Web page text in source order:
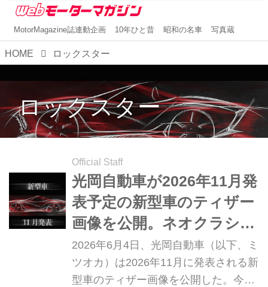
MotorMagazine誌連動企画 10年ひと昔 昭和の名車 写真蔵
HOME ロックスター
ロックスター
Official Staff
光岡自動車が2026年11月発
表予定の新型車のティザー
画像を公開。ネオクラシッ
クなオープンカーか
2026年6月4日、光岡自動車（以下、ミ
ツオカ）は2026年11月に発表される新
型車のティザー画像を公開した。今